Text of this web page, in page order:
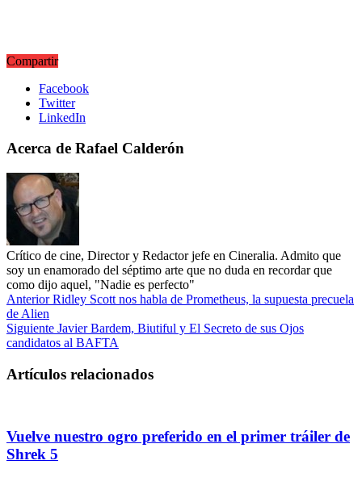
Compartir
Facebook
Twitter
LinkedIn
Acerca de Rafael Calderón
Crítico de cine, Director y Redactor jefe en Cineralia. Admito que
soy un enamorado del séptimo arte que no duda en recordar que
como dijo aquel, "Nadie es perfecto"
AnteriorRidley Scott nos habla de Prometheus, la supuesta precuela
de Alien
Siguiente Javier Bardem, Biutiful y El Secreto de sus Ojos
candidatos al BAFTA
Artículos relacionados
Vuelve nuestro ogro preferido en el primer tráiler de
Shrek 5